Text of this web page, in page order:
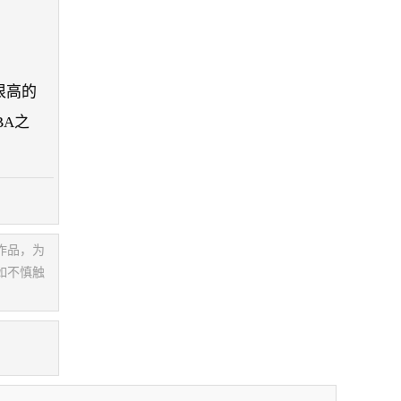
高的
之
品，为
不慎触